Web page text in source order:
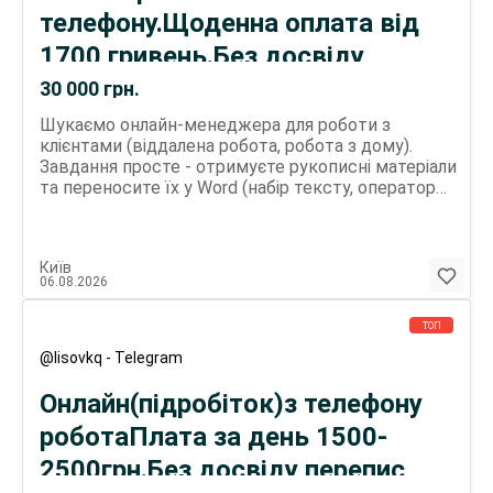
30 000 грн.
телефону.Щоденна оплата від
1700 гривень.Без досвіду
Шукаємо онлайн-менеджера для роботи з
клієнтами (віддалена робота, робота з дому).
Завдання просте - отримуєте рукописні матеріали
та переносите їх у Word (набір тексту, оператор
Підходить студентам і всім, хто шукає роботу
онлайн. Вік не має значення, головне - бажання
уважності, відповідальності та комунікабельності.
Базові навички роботи з ПК та Word будуть
самі обираєте графік і керуєте своїм заробітком
(щоденна оплата, гнучкий графік). Для зв'язку
відпишіть до телеграму : klitsc
Київ
06.08.2026
ТОП
@lisovkq - Telegram
Онлайн(підробіток)з телефону
роботаПлата за день 1500-
2500грн.Без досвіду перепис